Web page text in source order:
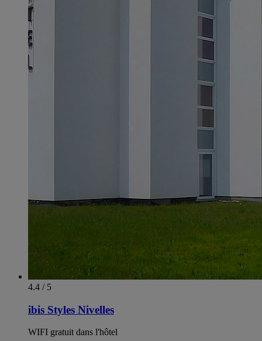
4.4 / 5
ibis Styles Nivelles
WIFI gratuit dans l'hôtel